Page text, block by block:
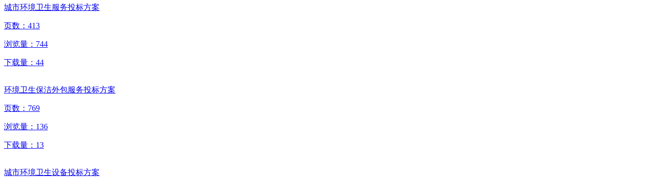
城市环境卫生服务投标方案
页数： 413
浏览量： 744
下载量： 44
环境卫生保洁外包服务投标方案
页数： 769
浏览量： 136
下载量： 13
城市环境卫生设备投标方案